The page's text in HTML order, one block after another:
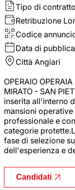
Tipo di contratto
Retribuzione
Codice
Data di
Città Angiari
OPERAIO
MIRATO - SAN
inserita all'interno
mansioni
professionale e
categorie
fase di selezione
dell'esperienza e
Candidati